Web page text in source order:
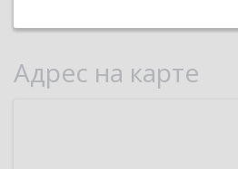
Адрес на карте